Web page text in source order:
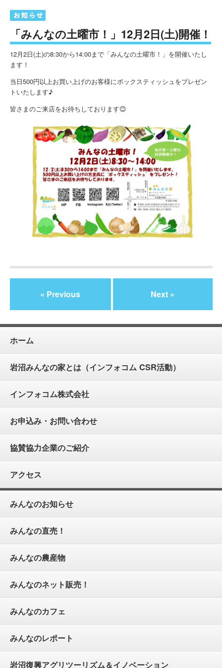
「みんなの土曜市！」12月2日(土)開催！
12月2日(土)の8:30から14:00まで「みんなの土曜市！」を開催いたし
ます！
当日500円以上お買い上げのお客様にボックスティッシュをプレゼン
トいたします♪
皆さまのご来店をお待ちしております😊
« Previous Next »
ホーム
岩沼みんなの家とは（インフォコム CSR活動）
インフォコム株式会社
お申込み・お問い合わせ
協賛協力企業のご紹介
アクセス
みんなのお知らせ
みんなの直売！
みんなの農産物
みんなのネット販売！
みんなのカフェ
みんなのレポート
岩沼復興アグリツーリズム＆イノベーション